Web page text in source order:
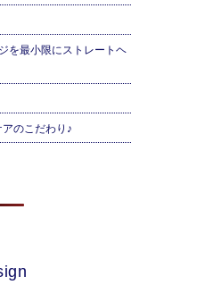
を最小限にストレートヘ
のこだわり♪